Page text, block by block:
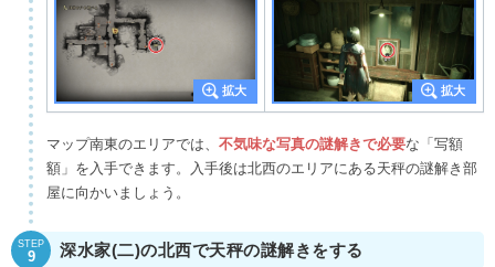
マップ南東のエリアでは、 不気味な写真の謎解きで必要な「写額
額」を入手できます。入手後は北西のエリアにある天秤の謎解き部
屋に向かいましょう。
STEP
9 深水家(二)の北西で天秤の謎解きをする